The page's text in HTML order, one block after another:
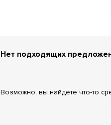
Нет подходящих
Возможно, вы найдёте что-то